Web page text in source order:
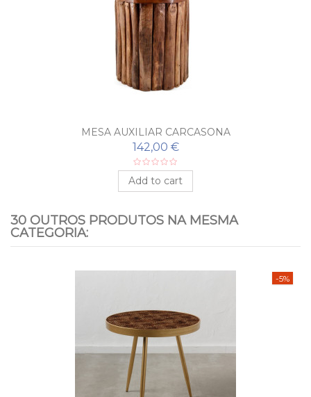
MESA AUXILIAR CARCASONA
142,00 €
Add to cart
30 OUTROS PRODUTOS NA MESMA
CATEGORIA:
-5%